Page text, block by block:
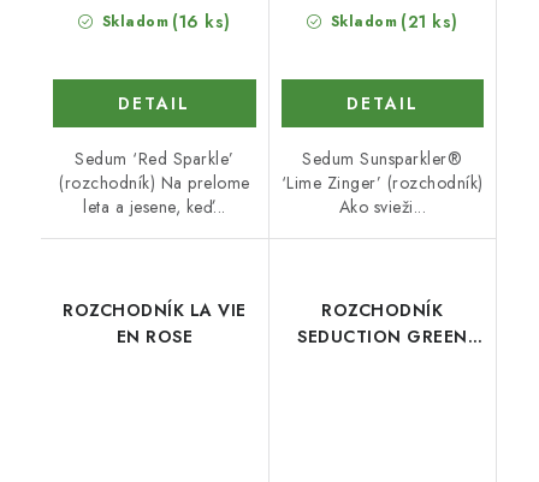
Skladom (16 ks)
DETAIL
Sedum ‘Red Sparkle’
(rozchodník) Na prelome
leta a jesene, keď...
Skladom (21 ks)
DETAIL
Sedum Sunsparkler®
‘Lime Zinger’ (rozchodník)
Ako svieži...
ROZCHODNÍK LA VIE
EN ROSE
ROZCHODNÍK
SEDUCTION GREEN